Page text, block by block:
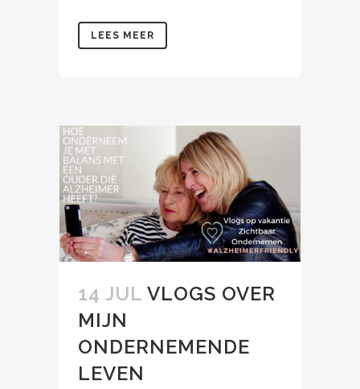
LEES MEER
14 JUL VLOGS OVER
MIJN
ONDERNEMENDE
LEVEN